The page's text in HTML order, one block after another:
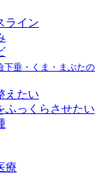
ライン
下垂・くま・まぶたの
えたい
ふっくらさせたい
療